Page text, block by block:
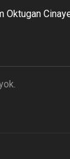
Oktugan